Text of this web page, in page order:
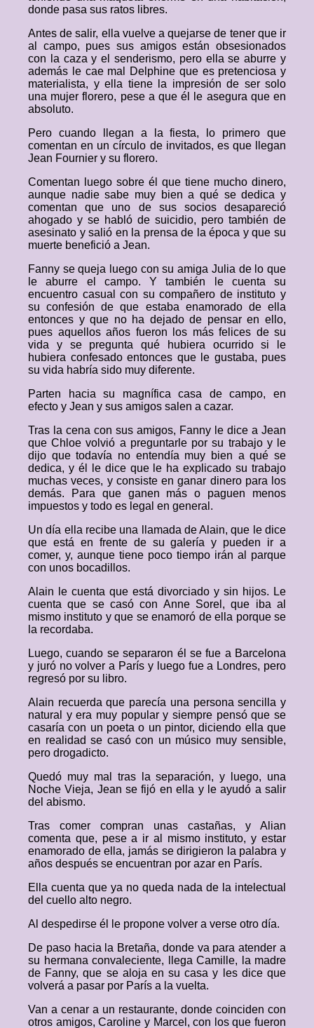
donde pasa sus ratos libres.
Antes de salir, ella vuelve a quejarse de tener que ir
al campo, pues sus amigos están obsesionados
con la caza y el senderismo, pero ella se aburre y
además le cae mal Delphine que es pretenciosa y
materialista, y ella tiene la impresión de ser solo
una mujer florero, pese a que él le asegura que en
absoluto.
Pero cuando llegan a la fiesta, lo primero que
comentan en un círculo de invitados, es que llegan
Jean Fournier y su florero.
Comentan luego sobre él que tiene mucho dinero,
aunque nadie sabe muy bien a qué se dedica y
comentan que uno de sus socios desapareció
ahogado y se habló de suicidio, pero también de
asesinato y salió en la prensa de la época y que su
muerte benefició a Jean.
Fanny se queja luego con su amiga Julia de lo que
le aburre el campo. Y también le cuenta su
encuentro casual con su compañero de instituto y
su confesión de que estaba enamorado de ella
entonces y que no ha dejado de pensar en ello,
pues aquellos años fueron los más felices de su
vida y se pregunta qué hubiera ocurrido si le
hubiera confesado entonces que le gustaba, pues
su vida habría sido muy diferente.
Parten hacia su magnífica casa de campo, en
efecto y Jean y sus amigos salen a cazar.
Tras la cena con sus amigos, Fanny le dice a Jean
que Chloe volvió a preguntarle por su trabajo y le
dijo que todavía no entendía muy bien a qué se
dedica, y él le dice que le ha explicado su trabajo
muchas veces, y consiste en ganar dinero para los
demás. Para que ganen más o paguen menos
impuestos y todo es legal en general.
Un día ella recibe una llamada de Alain, que le dice
que está en frente de su galería y pueden ir a
comer, y, aunque tiene poco tiempo irán al parque
con unos bocadillos.
Alain le cuenta que está divorciado y sin hijos. Le
cuenta que se casó con Anne Sorel, que iba al
mismo instituto y que se enamoró de ella porque se
la recordaba.
Luego, cuando se separaron él se fue a Barcelona
y juró no volver a París y luego fue a Londres, pero
regresó por su libro.
Alain recuerda que parecía una persona sencilla y
natural y era muy popular y siempre pensó que se
casaría con un poeta o un pintor, diciendo ella que
en realidad se casó con un músico muy sensible,
pero drogadicto.
Quedó muy mal tras la separación, y luego, una
Noche Vieja, Jean se fijó en ella y le ayudó a salir
del abismo.
Tras comer compran unas castañas, y Alian
comenta que, pese a ir al mismo instituto, y estar
enamorado de ella, jamás se dirigieron la palabra y
años después se encuentran por azar en París.
Ella cuenta que ya no queda nada de la intelectual
del cuello alto negro.
Al despedirse él le propone volver a verse otro día.
De paso hacia la Bretaña, donde va para atender a
su hermana convaleciente, llega Camille, la madre
de Fanny, que se aloja en su casa y les dice que
volverá a pasar por París a la vuelta.
Van a cenar a un restaurante, donde coinciden con
otros amigos, Caroline y Marcel, con los que fueron